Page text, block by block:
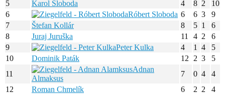
5
Karol Sloboda 4 8 2
10
6
Róbert Sloboda 6 6 3
9
7
Štefan Kollár 8 5 1
6
8
Juraj Juruška 11 4 2
6
9
Peter Kulka 4 1 4
5
10
Dominik Paták 12 2 3
5
11
Adnan
Almaksus
7 0 4
4
12
Roman Chmelík 6 2 2
4